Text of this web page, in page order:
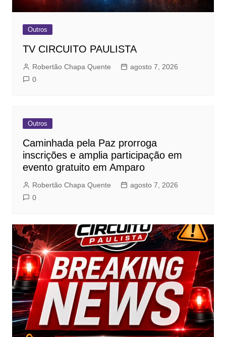
Outros
TV CIRCUITO PAULISTA
Robertão Chapa Quente
agosto 7, 2026
0
Outros
Caminhada pela Paz prorroga
inscrições e amplia participação em
evento gratuito em Amparo
Robertão Chapa Quente
agosto 7, 2026
0